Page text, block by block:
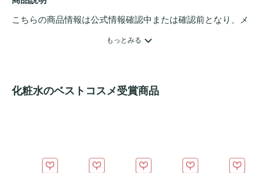
こちらの商品情報は公式情報確認中または確認前となり、メ
もっとみる
化粧水のベストコスメ受賞商品